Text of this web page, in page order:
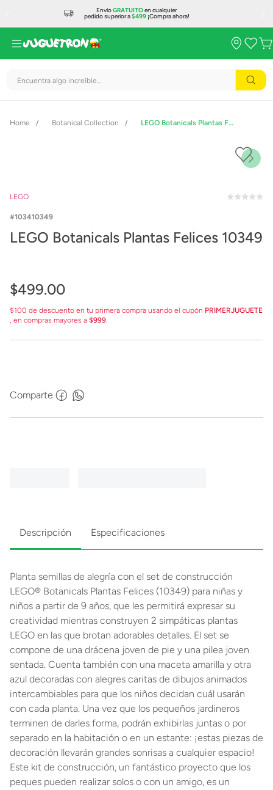
EnvíoGRATUITOen cualquier
pedido superior a$499¡Compra ahora!
Encuentra algo increíble...
Botanical Collection LEGO Botanicals Plantas Felices 10349
LEGO
103410349
LEGO Botanicals Plantas Felices 10349
$499.00
$100 de descuento en tu primera compra usando el cupón PRIMERJUGUETE
, en compras mayores a $999.
Comparte
Descripción Especificaciones
Planta semillas de alegría con el set de construcción
LEGO® Botanicals Plantas Felices (10349) para niñas y
niños a partir de 9 años, que les permitirá expresar su
creatividad mientras construyen 2 simpáticas plantas
LEGO en las que brotan adorables detalles. El set se
compone de una drácena joven de pie y una pilea joven
sentada. Cuenta también con una maceta amarilla y otra
azul decoradas con alegres caritas de dibujos animados
intercambiables para que los niños decidan cuál usarán
con cada planta. Una vez que los pequeños jardineros
terminen de darles forma, podrán exhibirlas juntas o por
separado en la habitación o en un estante: ¡estas piezas de
decoración llevarán grandes sonrisas a cualquier espacio!
Este kit de construcción, un fantástico proyecto que los
peques pueden realizar solos o con un amigo, es un